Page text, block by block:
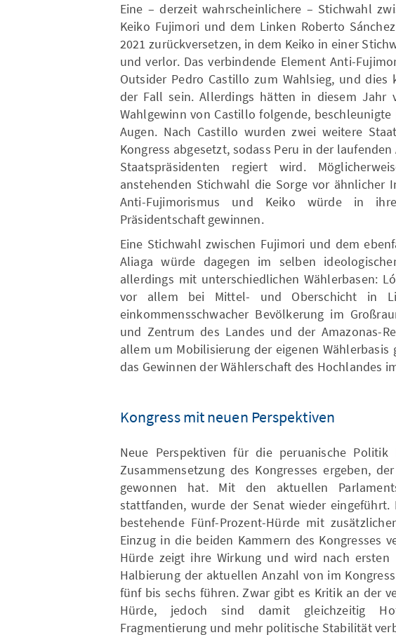
Eine – derzeit wahrscheinlichere – Stichwahl
Keiko Fujimori und dem Linken Roberto
2021 zurückversetzen, in dem Keiko in einer
und verlor. Das verbindende Element Anti-
Outsider Pedro Castillo zum Wahlsieg, und
der Fall sein. Allerdings hätten in diesem Jahr
Wahlgewinn von Castillo folgende,
Augen. Nach Castillo wurden zwei weitere
Kongress abgesetzt, sodass Peru in der
Staatspräsidenten regiert wird.
anstehenden Stichwahl die Sorge vor ähnlicher
Anti-Fujimorismus und Keiko würde in
Präsidentschaft gewinnen.
Eine Stichwahl zwischen Fujimori und dem
Aliaga würde dagegen im selben
allerdings mit unterschiedlichen Wählerbasen:
vor allem bei Mittel- und Oberschicht in
einkommensschwacher Bevölkerung im
und Zentrum des Landes und der Amazonas-
allem um Mobilisierung der eigenen
das Gewinnen der Wählerschaft des Hochlandes
Kongress mit neuen Perspektiven
Neue Perspektiven für die peruanische
Zusammensetzung des Kongresses ergeben,
gewonnen hat. Mit den aktuellen
stattfanden, wurde der Senat wieder eingeführt.
bestehende Fünf-Prozent-Hürde mit
Einzug in die beiden Kammern des Kongresses
Hürde zeigt ihre Wirkung und wird nach ersten
Halbierung der aktuellen Anzahl von im
fünf bis sechs führen. Zwar gibt es Kritik an der
Hürde, jedoch sind damit gleichzeitig
Fragmentierung und mehr politische Stabilität